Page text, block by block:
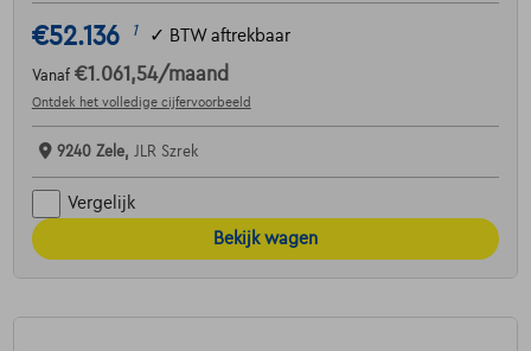
€52.136 1 ✓ BTW aftrekbaar
Vanaf €1.061,54/maand
Ontdek het volledige cijfervoorbeeld
9240 Zele, JLR Szrek
Vergelijk
Bekijk wagen